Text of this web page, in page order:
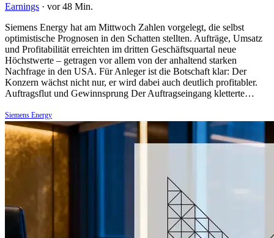
Earnings · vor 48 Min.
Siemens Energy hat am Mittwoch Zahlen vorgelegt, die selbst
optimistische Prognosen in den Schatten stellten. Aufträge, Umsatz
und Profitabilität erreichten im dritten Geschäftsquartal neue
Höchstwerte – getragen vor allem von der anhaltend starken
Nachfrage in den USA. Für Anleger ist die Botschaft klar: Der
Konzern wächst nicht nur, er wird dabei auch deutlich profitabler.
Auftragsflut und Gewinnsprung Der Auftragseingang kletterte…
Siemens Energy